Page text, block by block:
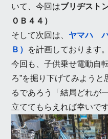
いて、今回はブリヂスト
０Ｂ４４）
そして次回は、 ヤマハ パ
Ｂ） を計画しております。
今回も、子供乗せ電動自
ろ”を掘り下げてみよう
るであろう「結局どれが
立ててもらえれば幸いです